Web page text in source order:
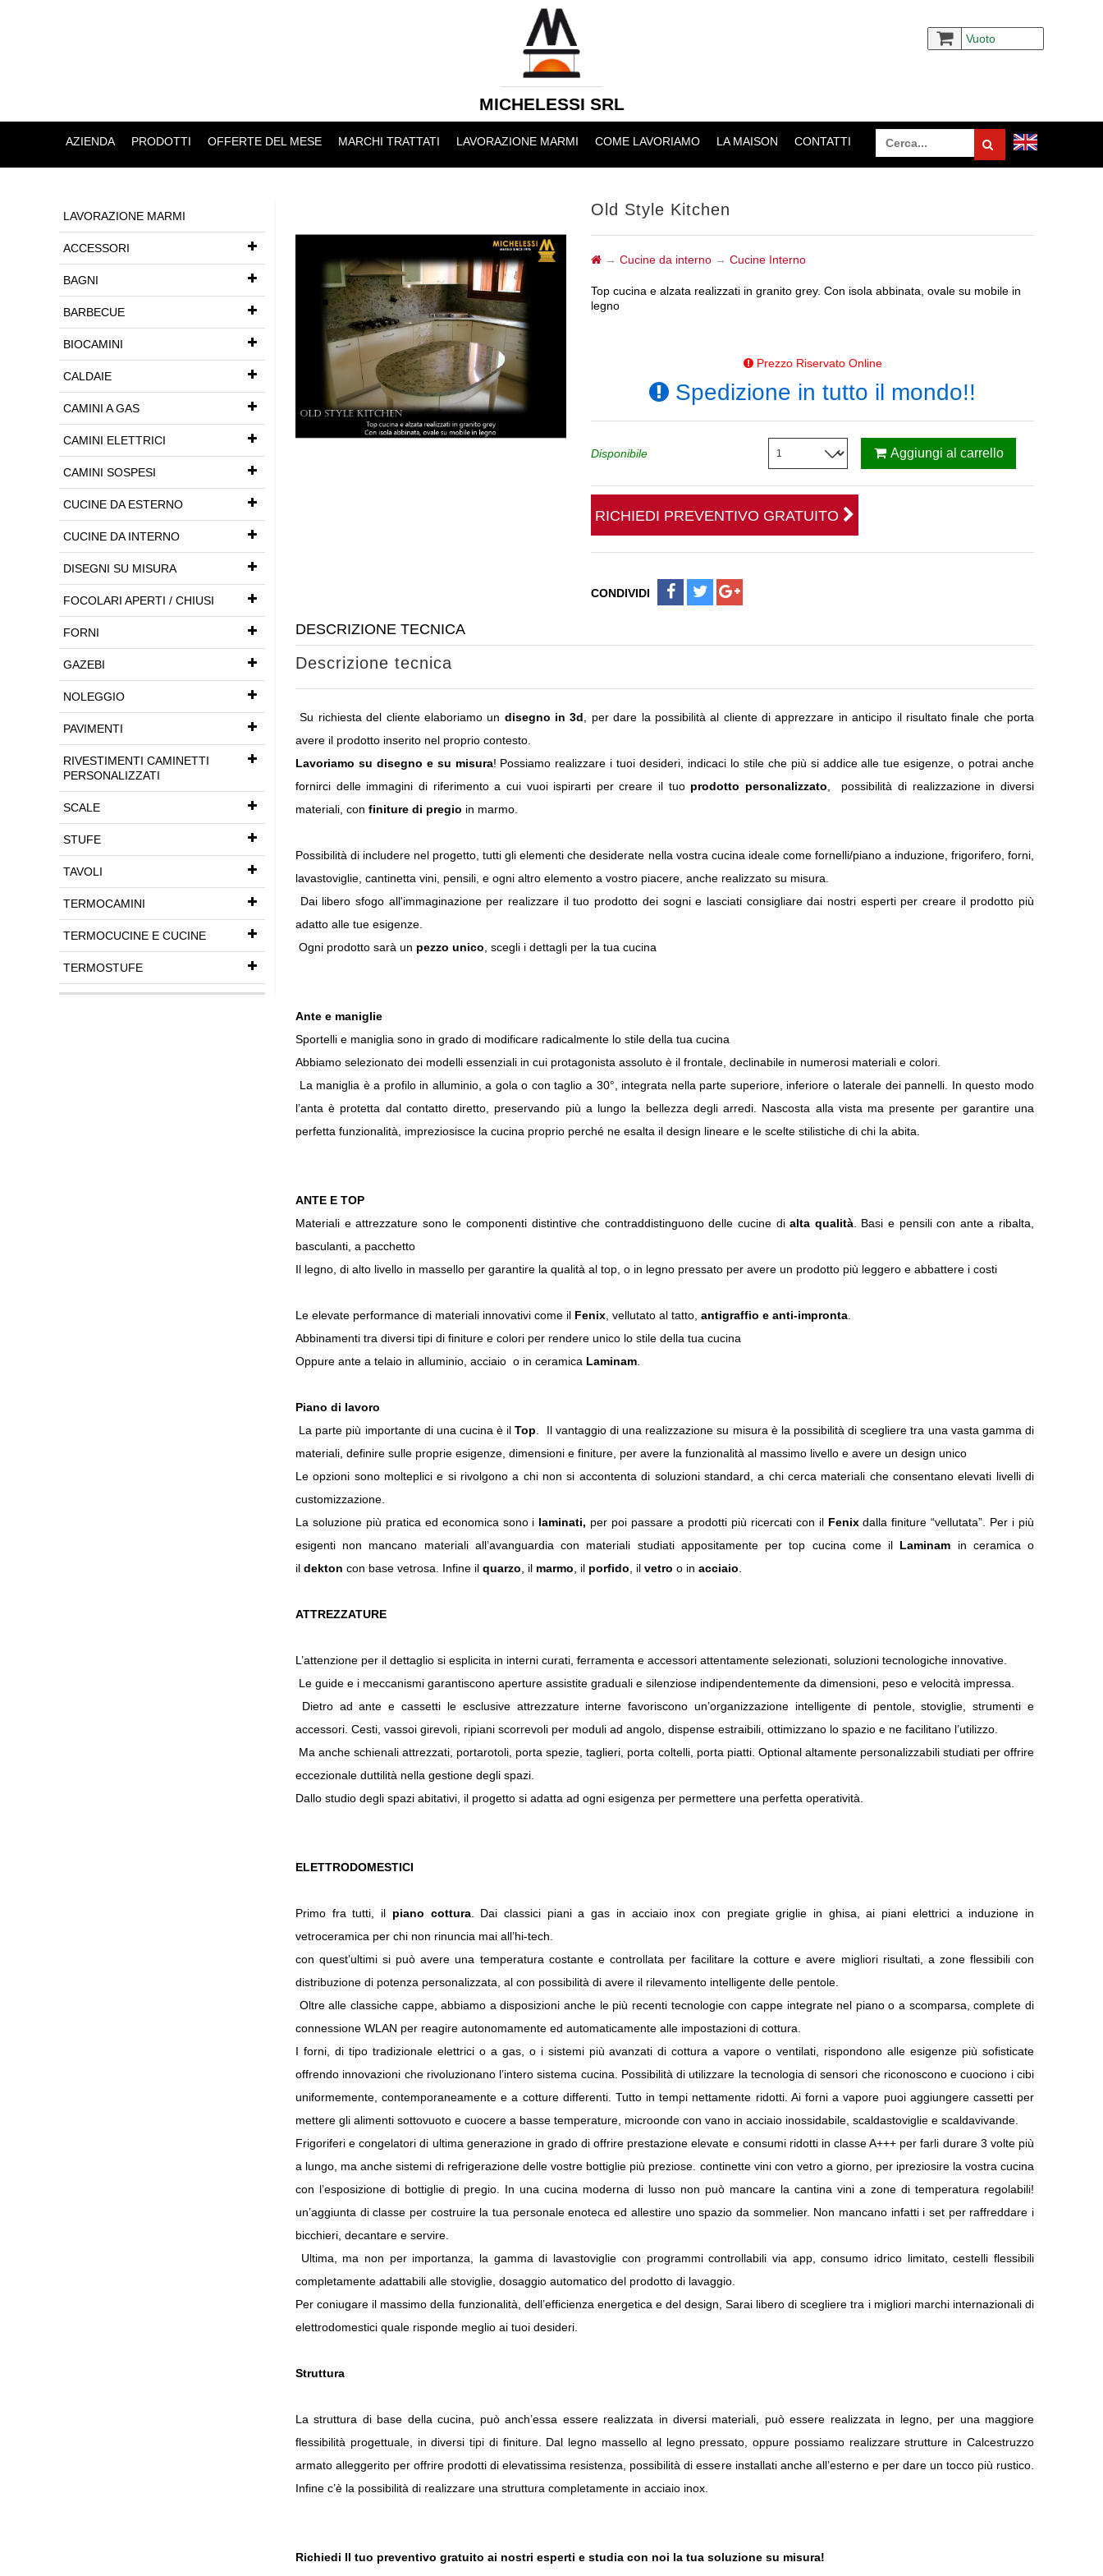
MICHELESSI SRL
Vuoto
AZIENDA PRODOTTI OFFERTE DEL MESE MARCHI TRATTATI LAVORAZIONE MARMI COME LAVORIAMO LA MAISON CONTATTI
LAVORAZIONE MARMI
ACCESSORI
BAGNI
BARBECUE
BIOCAMINI
CALDAIE
CAMINI A GAS
CAMINI ELETTRICI
CAMINI SOSPESI
CUCINE DA ESTERNO
CUCINE DA INTERNO
DISEGNI SU MISURA
FOCOLARI APERTI / CHIUSI
FORNI
GAZEBI
NOLEGGIO
PAVIMENTI
RIVESTIMENTI CAMINETTI
PERSONALIZZATI
SCALE
STUFE
TAVOLI
TERMOCAMINI
TERMOCUCINE E CUCINE
TERMOSTUFE
Old Style Kitchen
→ Cucine da interno → Cucine Interno
Top cucina e alzata realizzati in granito grey. Con isola abbinata, ovale su mobile in
legno
Prezzo Riservato Online
Spedizione in tutto il mondo!!
Disponibile Aggiungi al carrello
RICHIEDI PREVENTIVO GRATUITO
CONDIVIDI
DESCRIZIONE TECNICA
Descrizione tecnica
Su richiesta del cliente elaboriamo un disegno in 3d , per dare la possibilità al cliente di apprezzare in anticipo il risultato finale che porta
avere il prodotto inserito nel proprio contesto.
Lavoriamo su disegno e su misura! Possiamo realizzare i tuoi desideri, indicaci lo stile che più si addice alle tue esigenze, o potrai anche
fornirci delle immagini di riferimento a cui vuoi ispirarti per creare il tuoprodotto personalizzato , possibilità di realizzazione in diversi
materiali, con finiture di pregio in marmo.
Possibilità di includere nel progetto, tutti gli elementi che desiderate nella vostra cucina ideale come fornelli/piano a induzione, frigorifero, forni,
lavastoviglie, cantinetta vini, pensili, e ogni altro elemento a vostro piacere, anche realizzato su misura.
Dai libero sfogo all'immaginazione per realizzare il tuo prodotto dei sogni e lasciati consigliare dai nostri esperti per creare il prodotto più
adatto alle tue esigenze.
Ogni prodotto sarà un pezzo unico , scegli i dettagli per la tua cucina
Ante e maniglie
Sportelli e maniglia sono in grado di modificare radicalmente lo stile della tua cucina
Abbiamo selezionato dei modelli essenziali in cui protagonista assoluto è il frontale, declinabile in numerosi materiali e colori.
La maniglia è a profilo in alluminio, a gola o con taglio a 30°, integrata nella parte superiore, inferiore o laterale dei pannelli. In questo modo
l’anta è protetta dal contatto diretto, preservando più a lungo la bellezza degli arredi. Nascosta alla vista ma presente per garantire una
perfetta funzionalità, impreziosisce la cucina proprio perché ne esalta il design lineare e le scelte stilistiche di chi la abita.
ANTE E TOP
Materiali e attrezzature sono le componenti distintive che contraddistinguono delle cucine dialta qualità. Basi e pensili con ante a ribalta,
basculanti, a pacchetto
Il legno, di alto livello in massello per garantire la qualità al top, o in legno pressato per avere un prodotto più leggero e abbattere i costi
Le elevate performance di materiali innovativi come il Fenix , vellutato al tatto, antigraffio e anti-impronta
Abbinamenti tra diversi tipi di finiture e colori per rendere unico lo stile della tua cucina
Oppure ante a telaio in alluminio, acciaio o in ceramica Laminam
Piano di lavoro
La parte più importante di una cucina è ilTop . Il vantaggio di una realizzazione su misura è la possibilità di scegliere tra una vasta gamma di
materiali, definire sulle proprie esigenze, dimensioni e finiture, per avere la funzionalità al massimo livello e avere un design unico
Le opzioni sono molteplici e si rivolgono a chi non si accontenta di soluzioni standard, a chi cerca materiali che consentano elevati livelli di
customizzazione.
La soluzione più pratica ed economica sono i laminati, per poi passare a prodotti più ricercati con il Fenixdalla finiture “vellutata”. Per i più
esigenti non mancano materiali all’avanguardia con materiali studiati appositamente per top cucina come il Laminam in ceramica o
il dekton con base vetrosa. Infine il quarzo , il marmo , il porfido , il vetro o in acciaio
ATTREZZATURE
L’attenzione per il dettaglio si esplicita in interni curati, ferramenta e accessori attentamente selezionati, soluzioni tecnologiche innovative.
Le guide e i meccanismi garantiscono aperture assistite graduali e silenziose indipendentemente da dimensioni, peso e velocità impressa.
Dietro ad ante e cassetti le esclusive attrezzature interne favoriscono un’organizzazione intelligente di pentole, stoviglie, strumenti e
accessori. Cesti, vassoi girevoli, ripiani scorrevoli per moduli ad angolo, dispense estraibili, ottimizzano lo spazio e ne facilitano l’utilizzo.
Ma anche schienali attrezzati, portarotoli, porta spezie, taglieri, porta coltelli, porta piatti. Optional altamente personalizzabili studiati per offrire
eccezionale duttilità nella gestione degli spazi.
Dallo studio degli spazi abitativi, il progetto si adatta ad ogni esigenza per permettere una perfetta operatività.
ELETTRODOMESTICI
Primo fra tutti, il piano cottura. Dai classici piani a gas in acciaio inox con pregiate griglie in ghisa, ai piani elettrici a induzione in
vetroceramica per chi non rinuncia mai all’hi-tech.
con quest’ultimi si può avere una temperatura costante e controllata per facilitare la cotture e avere migliori risultati, a zone flessibili con
distribuzione di potenza personalizzata, al con possibilità di avere il rilevamento intelligente delle pentole.
Oltre alle classiche cappe, abbiamo a disposizioni anche le più recenti tecnologie con cappe integrate nel piano o a scomparsa, complete di
connessione WLAN per reagire autonomamente ed automaticamente alle impostazioni di cottura.
I forni, di tipo tradizionale elettrici o a gas, o i sistemi più avanzati di cottura a vapore o ventilati, rispondono alle esigenze più sofisticate
offrendo innovazioni che rivoluzionano l’intero sistema cucina. Possibilità di utilizzare la tecnologia di sensori che riconoscono e cuociono i cibi
uniformemente, contemporaneamente e a cotture differenti. Tutto in tempi nettamente ridotti. Ai forni a vapore puoi aggiungere cassetti per
mettere gli alimenti sottovuoto e cuocere a basse temperature, microonde con vano in acciaio inossidabile, scaldastoviglie e scaldavivande.
Frigoriferi e congelatori di ultima generazione in grado di offrire prestazione elevate e consumi ridotti in classe A+++ per farli durare 3 volte più
a lungo, ma anche sistemi di refrigerazione delle vostre bottiglie più preziose. continette vini con vetro a giorno, per ipreziosire la vostra cucina
con l’esposizione di bottiglie di pregio. In una cucina moderna di lusso non può mancare la cantina vini a zone di temperatura regolabili!
un’aggiunta di classe per costruire la tua personale enoteca ed allestire uno spazio da sommelier. Non mancano infatti i set per raffreddare i
bicchieri, decantare e servire.
Ultima, ma non per importanza, la gamma di lavastoviglie con programmi controllabili via app, consumo idrico limitato, cestelli flessibili
completamente adattabili alle stoviglie, dosaggio automatico del prodotto di lavaggio.
Per coniugare il massimo della funzionalità, dell’efficienza energetica e del design, Sarai libero di scegliere tra i migliori marchi internazionali di
elettrodomestici quale risponde meglio ai tuoi desideri.
Struttura
La struttura di base della cucina, può anch’essa essere realizzata in diversi materiali, può essere realizzata in legno, per una maggiore
flessibilità progettuale, in diversi tipi di finiture. Dal legno massello al legno pressato, oppure possiamo realizzare strutture in Calcestruzzo
armato alleggerito per offrire prodotti di elevatissima resistenza, possibilità di essere installati anche all’esterno e per dare un tocco più rustico.
Infine c’è la possibilità di realizzare una struttura completamente in acciaio inox.
Richiedi Il tuo preventivo gratuito ai nostri esperti e studia con noi la tua soluzione su misura!